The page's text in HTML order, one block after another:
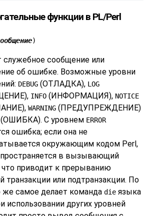
функции в PL/Perl
)
служебное сообщение или
об ошибке. Возможные уровни
DEBUG (ОТЛАДКА), LOG
INFO (ИНФОРМАЦИЯ), NOTICE
WARNING (ПРЕДУПРЕЖДЕНИЕ)
С уровнем ERROR
ошибка; если она не
окружающим кодом Perl,
в вызывающий
что приводит к прерыванию
транзакции или подтранзакции. По
же самое делает команда die языка
использовании других уровней